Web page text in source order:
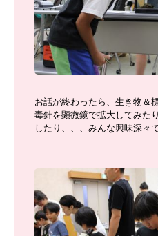
お話が終わったら、生き物＆
毒針を顕微鏡で拡大してみた
したり、、、みんな興味深々